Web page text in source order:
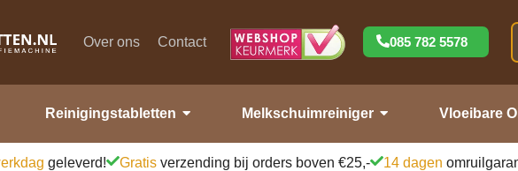
Over ons Contact 085 782 5578
Reinigingstabletten Melkschuimreiniger Vloeibare
geleverd! Gratis verzending bij orders boven €25,- 14 dagen